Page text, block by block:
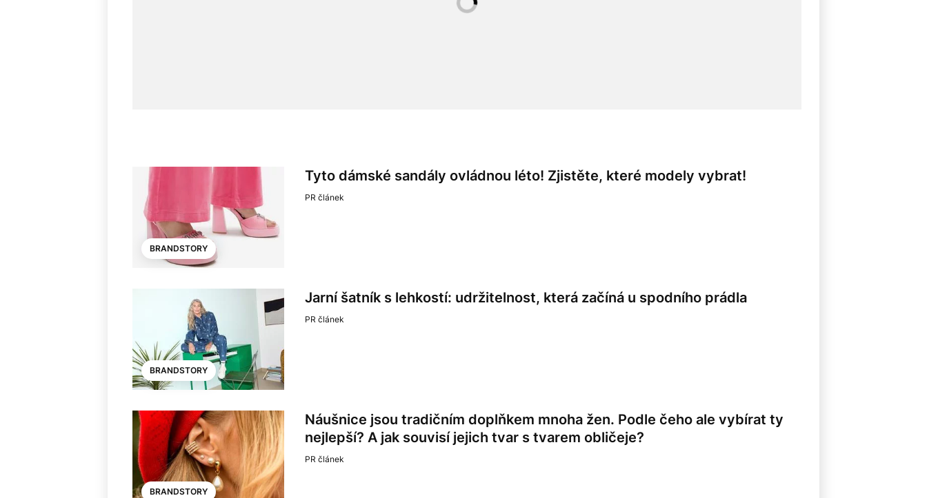
BRANDSTORY
Tyto dámské sandály ovládnou léto! Zjistěte, které modely vybrat!
PR článek
BRANDSTORY
Jarní šatník s lehkostí: udržitelnost, která začíná u spodního prádla
PR článek
BRANDSTORY
Náušnice jsou tradičním doplňkem mnoha žen. Podle čeho ale vybírat ty
nejlepší? A jak souvisí jejich tvar s tvarem obličeje?
PR článek